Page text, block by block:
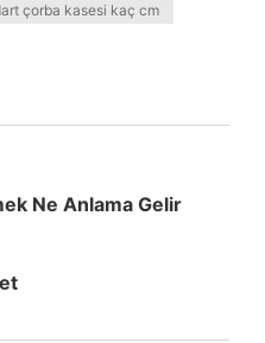
çorba kasesi kaç cm
Ne Anlama Gelir